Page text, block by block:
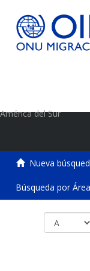
América del Sur
Nueva
Búsqueda por